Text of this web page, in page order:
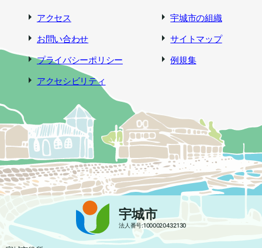
アクセス
宇城市の組織
お問い合わせ
サイトマップ
プライバシーポリシー
例規集
アクセシビリティ
宇城市
法人番号:1000020432130